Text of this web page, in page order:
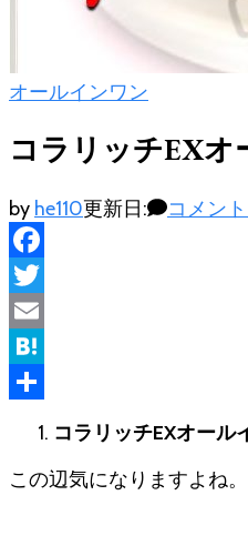
オールインワン
コラリッチEX
by he110更新日: コメン
Facebook
Twitter
Email
Hatena
コラリッチEXオール
この辺気になりますよね。